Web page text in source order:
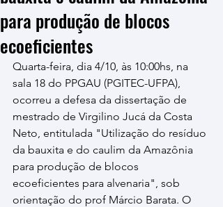
para produção de blocos
ecoeficientes
Quarta-feira, dia 4/10, às 10:00hs, na
sala 18 do PPGAU (PGITEC-UFPA),
ocorreu a defesa da dissertação de
mestrado de Virgilino Jucá da Costa
Neto, entitulada "Utilização do resíduo
da bauxita e do caulim da Amazônia
para produção de blocos
ecoeficientes para alvenaria", sob
orientação do prof Márcio Barata. O